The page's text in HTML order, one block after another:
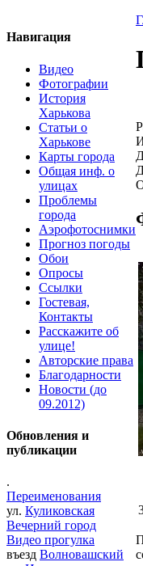
Навигация
Видео
Фотографии
История
Харькова
Статьи о
Харькове
Карты города
Общая инф. о
улицах
Проблемы
города
Аэрофотоснимки
Прогноз погоды
Обои
Опросы
Ссылки
Гостевая,
Контакты
Расскажите об
улице!
Авторские права
Благодарности
Новости (до
09.2012)
Обновления и
публикации
.
Переименования
ул. Куликовская
Вечерний город
Видео прогулка
въезд Волновашский